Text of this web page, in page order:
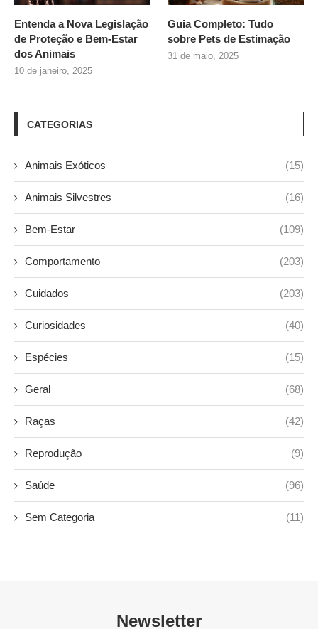
Entenda a Nova Legislação
de Proteção e Bem-Estar
dos Animais
10 de janeiro, 2025
Guia Completo: Tudo
sobre Pets de Estimação
31 de maio, 2025
CATEGORIAS
Animais Exóticos (15)
Animais Silvestres (16)
Bem-Estar (109)
Comportamento (203)
Cuidados (203)
Curiosidades (40)
Espécies (15)
Geral (68)
Raças (42)
Reprodução (9)
Saúde (96)
Sem Categoria (11)
Newsletter